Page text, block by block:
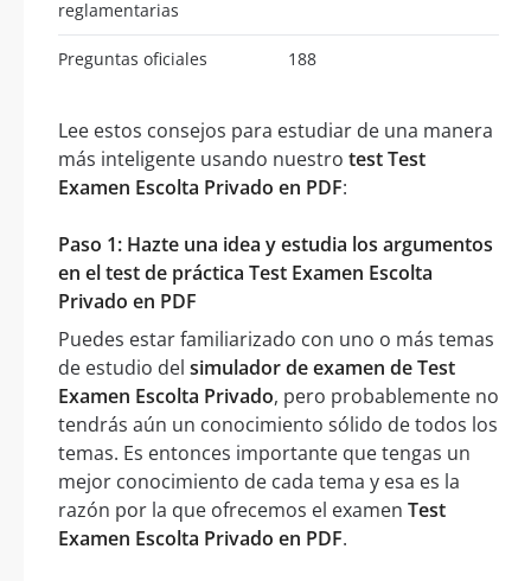
reglamentarias
Preguntas oficiales 188
Lee estos consejos para estudiar de una manera
más inteligente usando nuestro test Test
Examen Escolta Privado en PDF:
Paso 1: Hazte una idea y estudia los argumentos
en el test de práctica Test Examen Escolta
Privado en PDF
Puedes estar familiarizado con uno o más temas
de estudio del simulador de examen de Test
Examen Escolta Privado, pero probablemente no
tendrás aún un conocimiento sólido de todos los
temas. Es entonces importante que tengas un
mejor conocimiento de cada tema y esa es la
razón por la que ofrecemos el examen Test
Examen Escolta Privado en PDF.